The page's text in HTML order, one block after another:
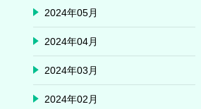
2024年05月
2024年04月
2024年03月
2024年02月